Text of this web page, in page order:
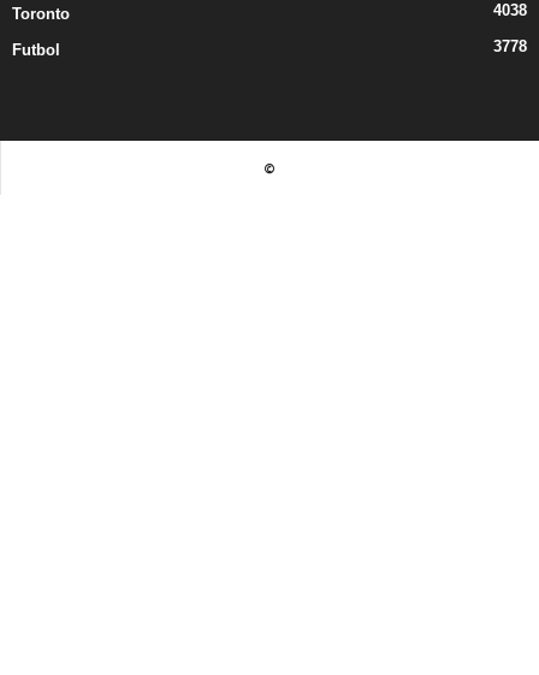
Toronto 4038
Futbol 3778
©